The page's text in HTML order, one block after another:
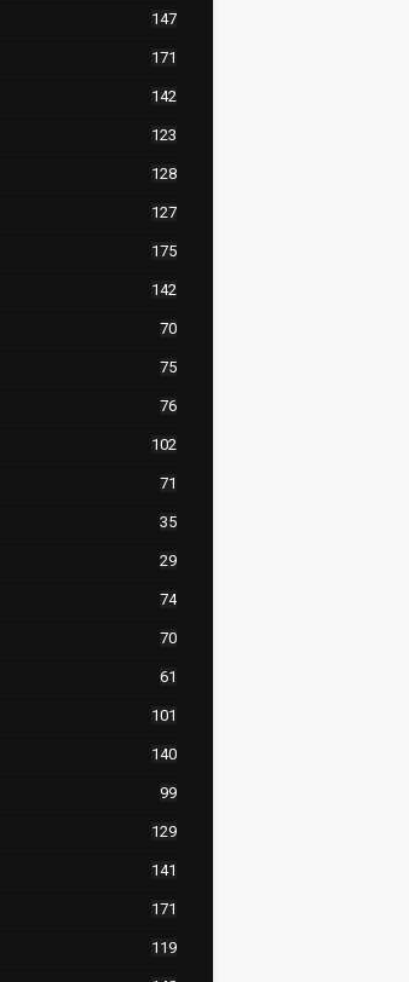
147
171
142
123
128
127
175
142
70
75
76
102
71
35
29
74
70
61
101
140
99
129
141
171
119